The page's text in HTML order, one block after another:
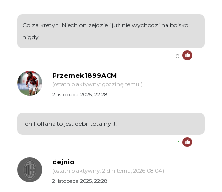
Co za kretyn. Niech on zejdzie i już nie wychodzi na boisko
nigdy
0
Przemek1899ACM
(ostatnio aktywny: godzinę temu )
2 listopada 2025, 22:28
Ten Foffana to jest debil totalny !!!
1
dejnio
(ostatnio aktywny: 2 dni temu, 2026-08-04)
2 listopada 2025, 22:28